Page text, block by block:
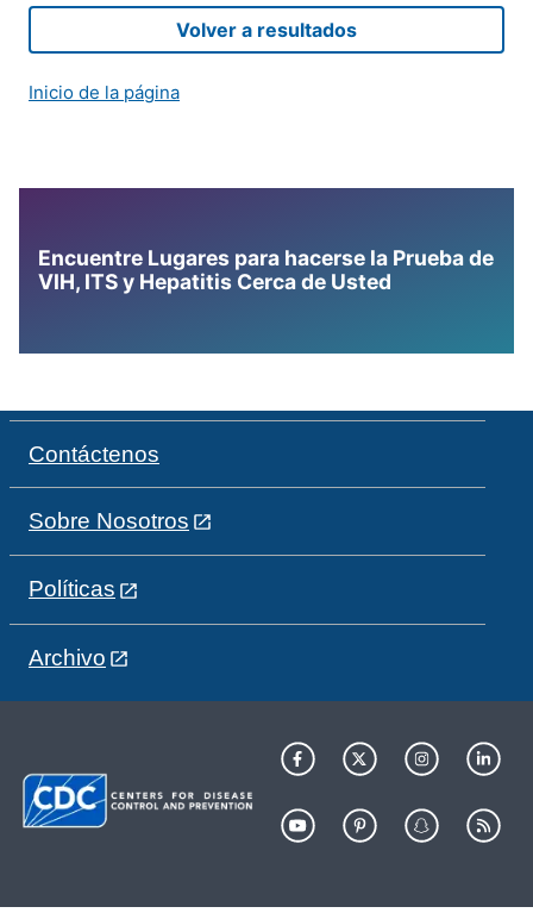
Volver a resultados
Inicio de la página
Encuentre Lugares para hacerse la Prueba de
VIH, ITS y Hepatitis Cerca de Usted
Contáctenos
Sobre Nosotros
Políticas
Archivo